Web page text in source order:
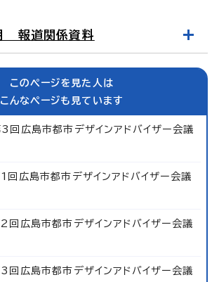
報道関係資料
このページを見た人は
こんなページも見ています
回広島市都市デザインアドバイザー会議
回広島市都市デザインアドバイザー会議
回広島市都市デザインアドバイザー会議
回広島市都市デザインアドバイザー会議